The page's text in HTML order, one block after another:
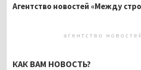
Агентство новостей «Между
КАК ВАМ НОВОСТЬ?